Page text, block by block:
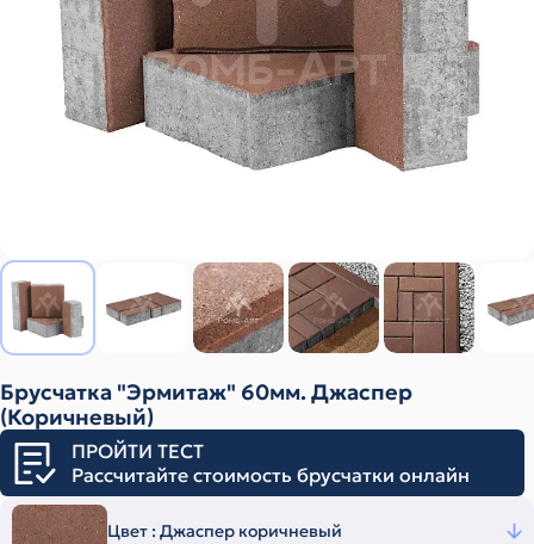
Брусчатка "Эрмитаж" 60мм. Джаспер
(Коричневый)
ПРОЙТИ ТЕСТ
Рассчитайте стоимость брусчатки онлайн
Цвет : Джаспер коричневый